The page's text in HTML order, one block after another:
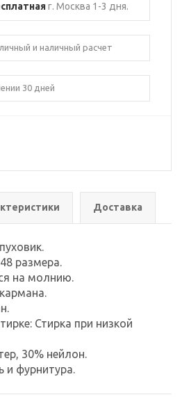
г. Москва 1-3 дня.
и наличный расчет
30 дней
Доставка
размера.
на молнию.
Стирка при низкой
30% нейлон.
и фурнитура.